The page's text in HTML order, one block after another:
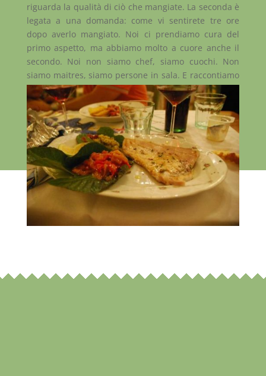
riguarda la qualità di ciò che mangiate. La seconda è
legata a una domanda: come vi sentirete tre ore
dopo averlo mangiato. Noi ci prendiamo cura del
primo aspetto, ma abbiamo molto a cuore anche il
secondo. Noi non siamo chef, siamo cuochi. Non
siamo maitres, siamo persone in sala. E raccontiamo
storie; di pietra, di immagini, di odori e di parole. E
di sapori che la sapienza del tempo ha affinato.
Storie d’incanto. In un’esperienza totale dei sensi.